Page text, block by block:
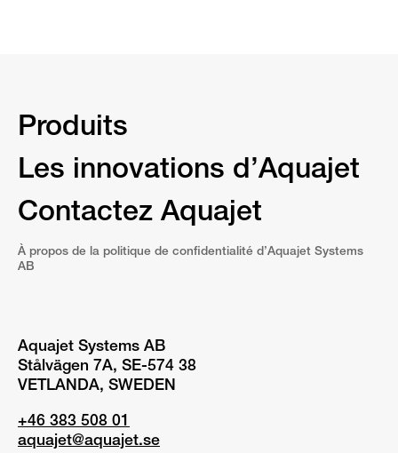
Produits
Les innovations d’Aquajet
Contactez Aquajet
À propos de la politique de confidentialité d’Aquajet Systems
AB
Aquajet Systems AB
Stålvägen 7A, SE-574 38
VETLANDA, SWEDEN
+46 383 508 01
aquajet@aquajet.se